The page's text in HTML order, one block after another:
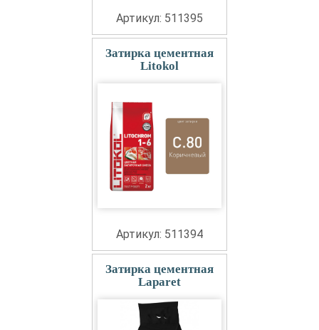
Артикул: 511395
Затирка цементная
Litokol
Артикул: 511394
Затирка цементная
Laparet